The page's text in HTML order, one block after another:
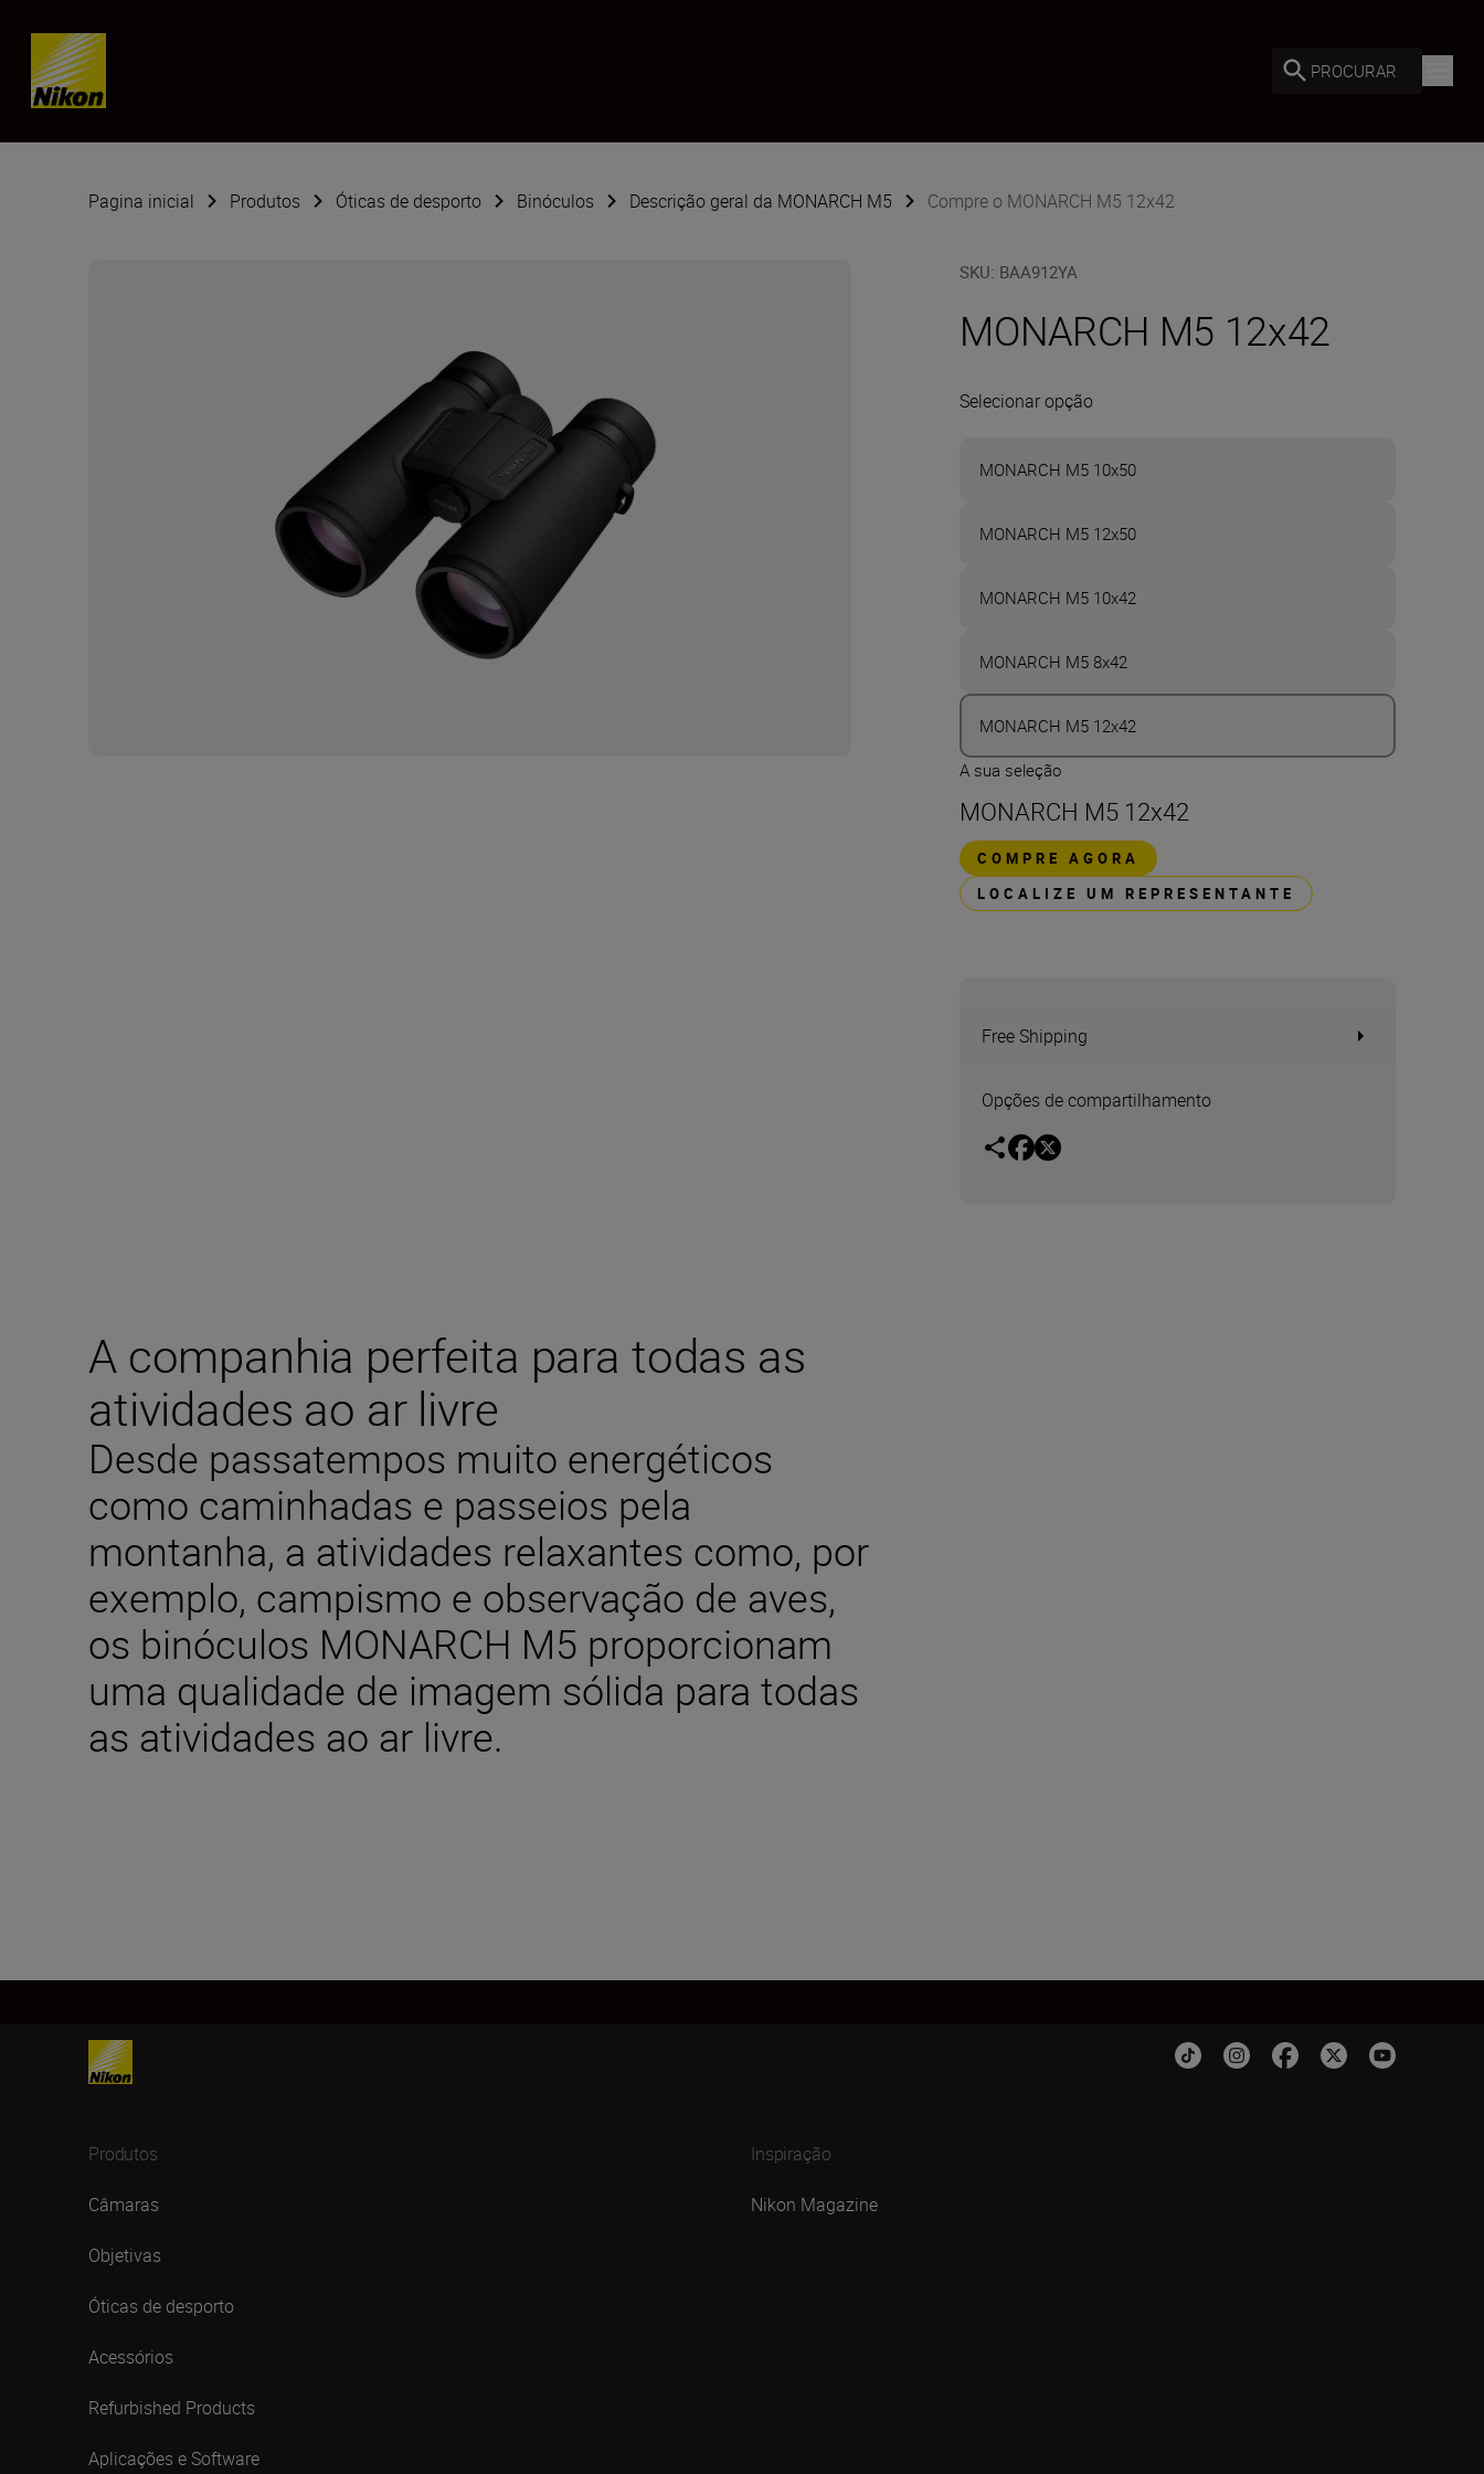
Skip content
PROCURAR
Pagina inicial Produtos Óticas de desporto Binóculos Descrição geral da MONARCH M5 Compre o MONARCH M5 12x42
SKU: BAA912YA
MONARCH M5 12x42
Selecionar opção
MONARCH M5 10x50
MONARCH M5 12x50
MONARCH M5 10x42
MONARCH M5 8x42
MONARCH M5 12x42
A sua seleção
MONARCH M5 12x42
COMPRE AGORA
LOCALIZE UM REPRESENTANTE
Free Shipping
Opções de compartilhamento
A companhia perfeita para todas as
atividades ao ar livre
Desde passatempos muito energéticos
como caminhadas e passeios pela
montanha, a atividades relaxantes como, por
exemplo, campismo e observação de aves,
os binóculos MONARCH M5 proporcionam
uma qualidade de imagem sólida para todas
as atividades ao ar livre.
Produtos
Câmaras
Objetivas
Óticas de desporto
Acessórios
Refurbished Products
Aplicações e Software
Inspiração
Nikon Magazine